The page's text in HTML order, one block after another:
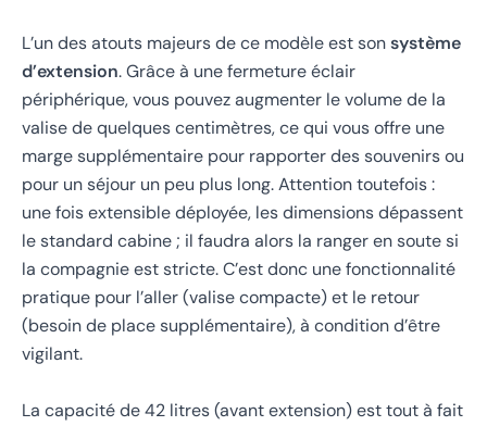
L’un des atouts majeurs de ce modèle est sonsystème
d’extension. Grâce à une fermeture éclair
périphérique, vous pouvez augmenter le volume de la
valise de quelques centimètres, ce qui vous offre une
marge supplémentaire pour rapporter des souvenirs ou
pour un séjour un peu plus long. Attention toutefois :
une fois extensible déployée, les dimensions dépassent
le standard cabine ; il faudra alors la ranger en soute si
la compagnie est stricte. C’est donc une fonctionnalité
pratique pour l’aller (valise compacte) et le retour
(besoin de place supplémentaire), à condition d’être
vigilant.
La capacité de 42 litres (avant extension) est tout à fait